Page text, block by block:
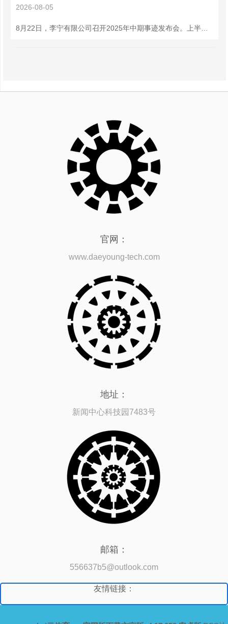
2026-08-05
官网：
www.daeyoung-tech.com
地址：
新闻中心科技园7483号
邮箱：
556637b5@outlook.com
友情链接：